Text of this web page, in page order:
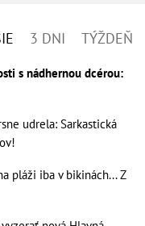
3 DNI TÝŽDEŇ
s nádhernou dcérou:
udrela: Sarkastická
pláži iba v bikinách... Z